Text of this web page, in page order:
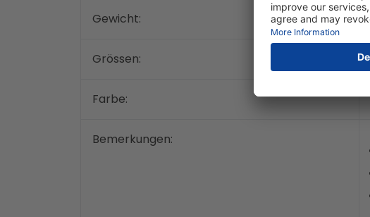
Gewicht:
Grössen:
Farbe:
Bemerkungen: